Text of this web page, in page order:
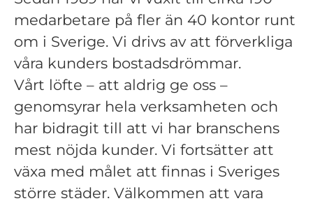
medarbetare på fler än 40 kontor runt
om i Sverige. Vi drivs av att förverkliga
våra kunders bostadsdrömmar.
Vårt löfte – att aldrig ge oss –
genomsyrar hela verksamheten och
har bidragit till att vi har branschens
mest nöjda kunder. Vi fortsätter att
växa med målet att finnas i Sveriges
större städer. Välkommen att vara